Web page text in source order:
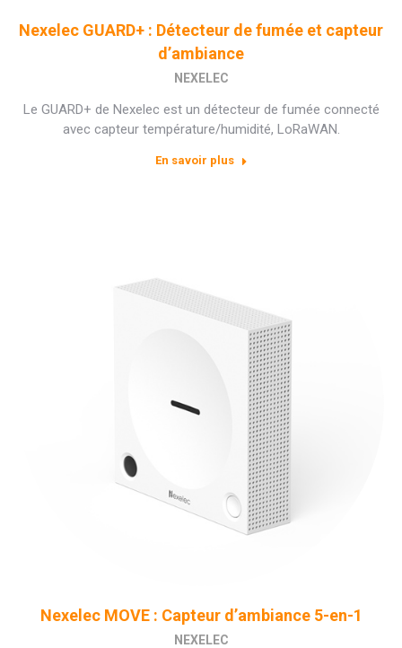
Nexelec GUARD+ : Détecteur de fumée et capteur
d’ambiance
NEXELEC
Le GUARD+ de Nexelec est un détecteur de fumée connecté
avec capteur température/humidité, LoRaWAN.
En savoir plus
Nexelec MOVE : Capteur d’ambiance 5-en-1
NEXELEC